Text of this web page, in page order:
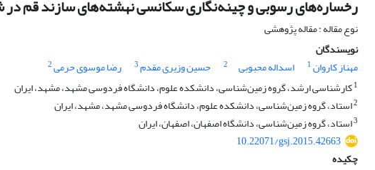
رخساره‌های رسوبی و چینه‌نگاری سکانسی نهشته‌های سازند قم در
نوع مقاله : مقاله پژوهشی
نویسندگان
مهناز کاروان1 اسداله محبوبی 2 حسین وزیری مقدم3 رضا موسوی حرمی2
1کارشناسی ارشد، گروه زمین‌شناسی، دانشکده علوم، دانشگاه فردوسی مشهد، مشهد، ایران
2استاد، گروه زمین‌شناسی، دانشکده علوم، دانشگاه فردوسی مشهد، مشهد، ایران
3استاد، گروه زمین‌شناسی، دانشگاه اصفهان، اصفهان، ایران
10.22071/gsj.2015.42663
چکیده